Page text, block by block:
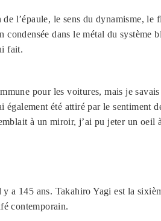
l’épaule, le sens du dynamisme,
dans le métal du système
fait.
pour les voitures, mais je
été attiré par le sentiment
à un miroir, j’ai pu jeter un oeil
a 145 ans. Takahiro Yagi est la
contemporain.